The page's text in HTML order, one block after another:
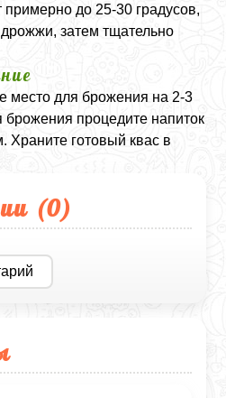
примерно до 25-30 градусов,
затем тщательно
место для брожения на 2-3
процедите напиток
Храните готовый квас в
(0)